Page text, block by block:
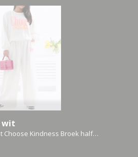
wit
Choose Kindness Broek half…